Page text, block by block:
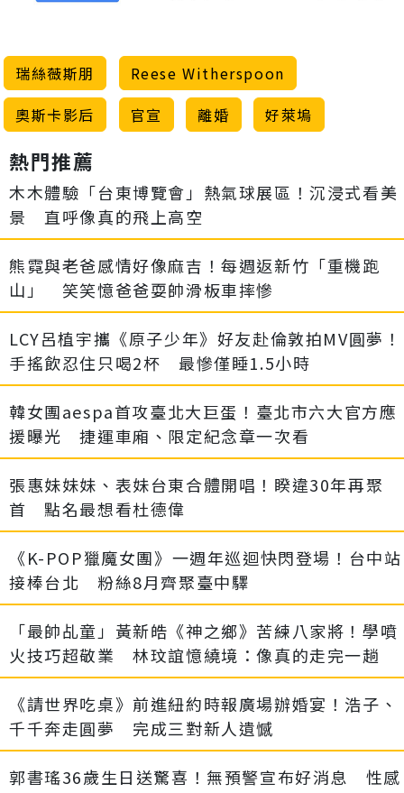
瑞絲薇斯朋
Reese Witherspoon
奧斯卡影后
官宣 離婚 好萊塢
熱門推薦
木木體驗「台東博覽會」熱氣球展區！沉浸式看美
景 直呼像真的飛上高空
熊霓與老爸感情好像麻吉！每週返新竹「重機跑
山」 笑笑憶爸爸耍帥滑板車摔慘
LCY呂植宇攜《原子少年》好友赴倫敦拍MV圓夢！
手搖飲忍住只喝2杯 最慘僅睡1.5小時
韓女團aespa首攻臺北大巨蛋！臺北市六大官方應
援曝光 捷運車廂、限定紀念章一次看
張惠妹妹妹、表妹台東合體開唱！睽違30年再聚
首 點名最想看杜德偉
《K-POP獵魔女團》一週年巡迴快閃登場！台中站
接棒台北 粉絲8月齊聚臺中驛
「最帥乩童」黃新皓《神之鄉》苦練八家將！學噴
火技巧超敬業 林玟誼憶繞境：像真的走完一趟
《請世界吃桌》前進紐約時報廣場辦婚宴！浩子、
千千奔走圓夢 完成三對新人遺憾
郭書瑤36歲生日送驚喜！無預警宣布好消息 性感